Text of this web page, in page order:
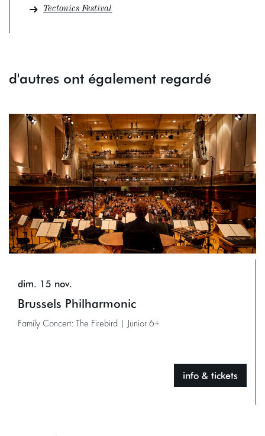
Tectonics Festival
d'autres ont également regardé
Brussels Philharmonic
Family Concert: The Firebird | Junior 6+
dim. 15 nov.
info & tickets